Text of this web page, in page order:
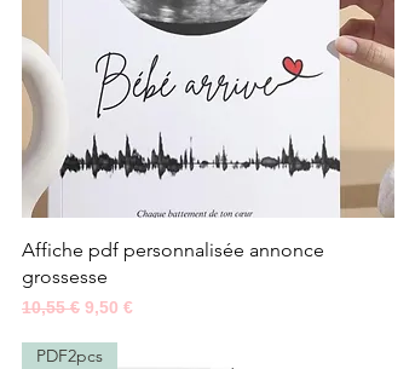
Aperçu rapide
Affiche pdf personnalisée annonce
grossesse
Prix original
10,55 € Prix promotionnel
9,50 €
PDF2pcs